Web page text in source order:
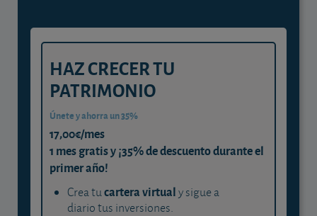
HAZ CRECER TU
PATRIMONIO
Únete y ahorra un 35%
17,00€/mes
1 mes gratis y ¡35% de descuento durante el
primer año!
Crea tucartera virtualy sigue a
diario tus inversiones.